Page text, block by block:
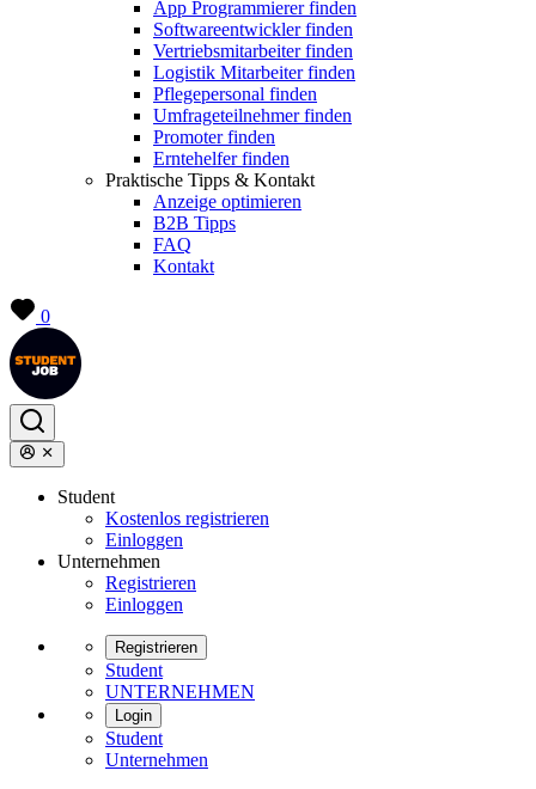
App Programmierer finden
Softwareentwickler finden
Vertriebsmitarbeiter finden
Logistik Mitarbeiter finden
Pflegepersonal finden
Umfrageteilnehmer finden
Promoter finden
Erntehelfer finden
Praktische Tipps & Kontakt
Anzeige optimieren
B2B Tipps
FAQ
Kontakt
0
Student
Kostenlos registrieren
Einloggen
Unternehmen
Registrieren
Einloggen
Registrieren
Student
UNTERNEHMEN
Login
Student
Unternehmen